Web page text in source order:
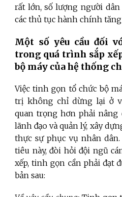
rất lớn, số lượng người
các thủ tục hành chính tăng
Một số yêu cầu đối
trong quá trình sắp
bộ máy của hệ thống
Việc tinh gọn tổ chức bộ
trị không chỉ dừng lại ở
quan trọng hơn phải nâng
lãnh đạo và quản lý, xây
thực sự phục vụ nhân
tiêu này, đòi hỏi đội ngũ
xếp, tinh gọn cần phải đạt
bản sau: